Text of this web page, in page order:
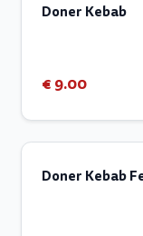
Doner Kebab
€ 9.00
Doner Kebab